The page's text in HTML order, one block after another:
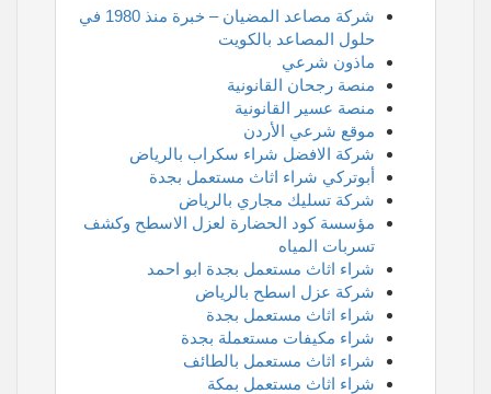
شركة مصاعد المضيان – خبرة منذ 1980 في
حلول المصاعد بالكويت
ماذون شرعي
منصة رجحان القانونية
منصة عسير القانونية
موقع شرعي الأردن
شركة الافضل شراء سكراب بالرياض
أبوتركي شراء اثاث مستعمل بجدة
شركة تسليك مجاري بالرياض
مؤسسة كود الحضارة لعزل الاسطح وكشف
تسربات المياه
شراء اثاث مستعمل بجدة ابو احمد
شركة عزل اسطح بالرياض
شراء اثاث مستعمل بجدة
شراء مكيفات مستعملة بجدة
شراء اثاث مستعمل بالطائف
شراء اثاث مستعمل بمكة